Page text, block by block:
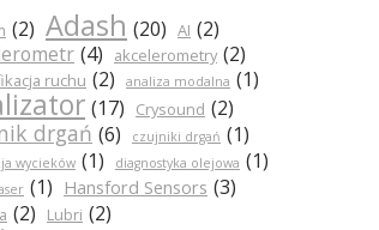
(2) Adash (20) AI (2)
(4) akcelerometry (2)
ruchu (2) analiza modalna (1)
(17) Crysound (2)
drgań (6) czujniki drgań (1)
wycieków (1) diagnostyka olejowa (1)
(1) Hansford Sensors (3)
(2) Lubri (2)